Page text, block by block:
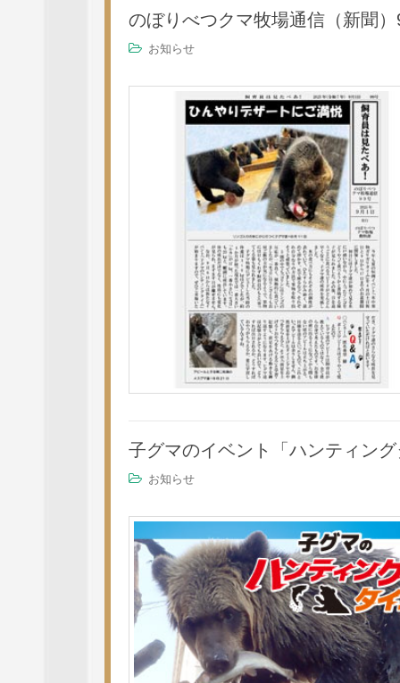
のぼりべつクマ牧場通信（新聞
お知らせ
子グマのイベント「ハンティン
お知らせ